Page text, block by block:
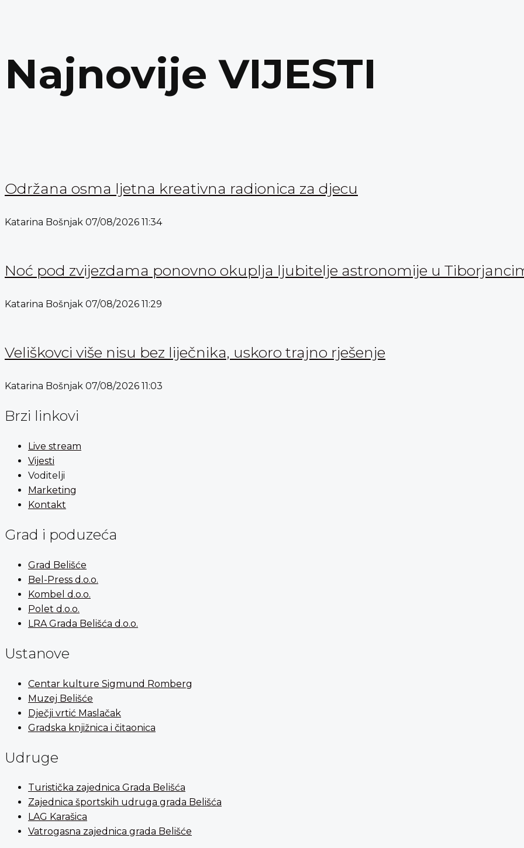
Najnovije VIJESTI
Održana osma ljetna kreativna radionica za djecu
Katarina Bošnjak 07/08/2026 11:34
Noć pod zvijezdama ponovno okuplja ljubitelje astronomije u
Katarina Bošnjak 07/08/2026 11:29
Veliškovci više nisu bez liječnika, uskoro trajno rješenje
Katarina Bošnjak 07/08/2026 11:03
Brzi linkovi
Live stream
Vijesti
Voditelji
Marketing
Kontakt
Grad i poduzeća
Grad Belišće
Bel-Press d.o.o.
Kombel d.o.o.
Polet d.o.o.
LRA Grada Belišća d.o.o.
Ustanove
Centar kulture Sigmund Romberg
Muzej Belišće
Dječji vrtić Maslačak
Gradska knjižnica i čitaonica
Udruge
Turistička zajednica Grada Belišća
Zajednica športskih udruga grada Belišća
LAG Karašica
Vatrogasna zajednica grada Belišće